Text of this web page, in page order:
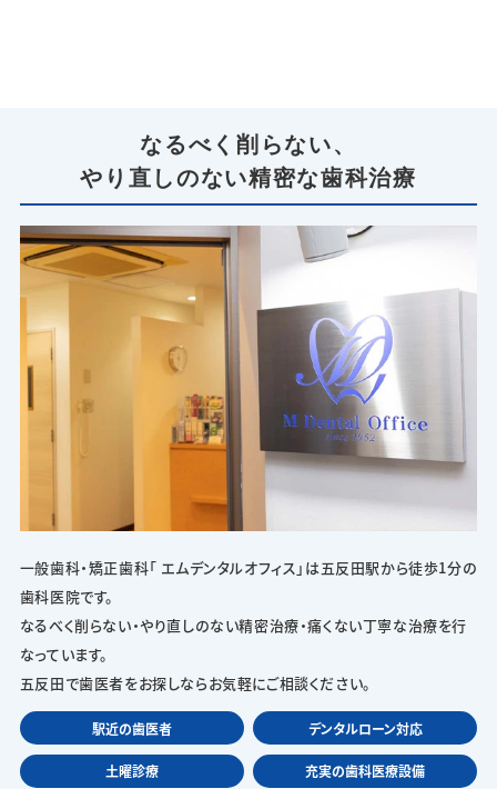
なるべく削らない、
やり直しのない精密な歯科治療
一般歯科・矯正歯科「 エムデンタルオフィス」は五反田駅から徒歩1分の
歯科医院です。
なるべく削らない・やり直しのない精密治療・痛くない丁寧な治療を行
なっています。
五反田で歯医者をお探しならお気軽にご相談ください。
駅近の歯医者 デンタルローン対応
土曜診療 充実の歯科医療設備